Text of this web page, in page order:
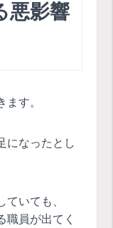
悪影響
す。
になったとし
いても、
職員が出てく